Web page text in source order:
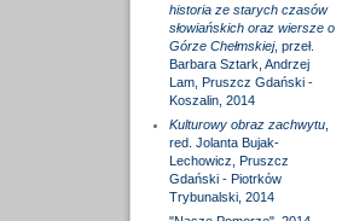
historia ze starych czasów
słowiańskich oraz wiersze o
Górze Chełmskiej, przeł.
Barbara Sztark, Andrzej
Lam, Pruszcz Gdański -
Koszalin, 2014
Kulturowy obraz zachwytu,
red. Jolanta Bujak-
Lechowicz, Pruszcz
Gdański - Piotrków
Trybunalski, 2014